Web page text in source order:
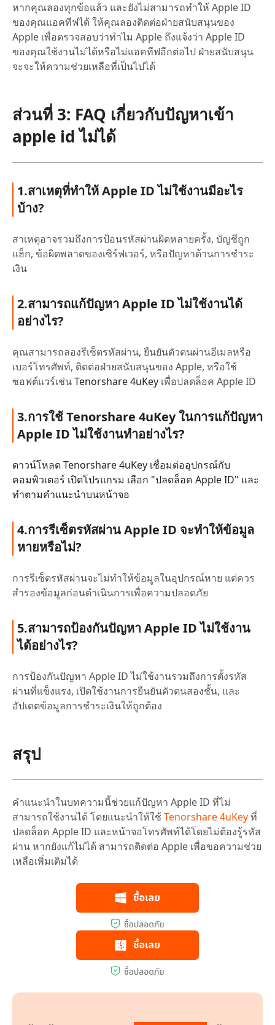
หากคุณลองทุกข้อแล้ว และยังไม่สามารถทำให้ Apple ID
ของคุณแอคทีฟได้ ให้คุณลองติดต่อฝ่ายสนับสนุนของ
Apple เพื่อตรวจสอบว่าทำไม Apple ถึงแจ้งว่า Apple ID
ของคุณใช้งานไม่ได้หรือไม่แอคทีฟอีกต่อไป ฝ่ายสนับสนุน
จะจะให้ความช่วยเหลือที่เป็นไปได้
ส่วนที่ 3: FAQ เกี่ยวกับปัญหาเข้า
apple id ไม่ได้
1.สาเหตุที่ทำให้ Apple ID ไม่ใช้งานมีอะไร
บ้าง?
สาเหตุอาจรวมถึงการป้อนรหัสผ่านผิดหลายครั้ง, บัญชีถูก
แฮ็ก, ข้อผิดพลาดของเซิร์ฟเวอร์, หรือปัญหาด้านการชำระ
เงิน
2.สามารถแก้ปัญหา Apple ID ไม่ใช้งานได้
อย่างไร?
คุณสามารถลองรีเซ็ตรหัสผ่าน, ยืนยันตัวตนผ่านอีเมลหรือ
เบอร์โทรศัพท์, ติดต่อฝ่ายสนับสนุนของ Apple, หรือใช้
ซอฟต์แวร์เช่นTenorshare 4uKey เพื่อปลดล็อค Apple ID
3.การใช้ Tenorshare 4uKey ในการแก้ปัญหา
Apple ID ไม่ใช้งานทำอย่างไร?
ดาวน์โหลด Tenorshare 4uKey เชื่อมต่ออุปกรณ์กับ
คอมพิวเตอร์ เปิดโปรแกรม เลือก "ปลดล็อค Apple ID" และ
ทำตามคำแนะนำบนหน้าจอ
4.การรีเซ็ตรหัสผ่าน Apple ID จะทำให้ข้อมูล
หายหรือไม่?
การรีเซ็ตรหัสผ่านจะไม่ทำให้ข้อมูลในอุปกรณ์หาย แต่ควร
สำรองข้อมูลก่อนดำเนินการเพื่อความปลอดภัย
5.สามารถป้องกันปัญหา Apple ID ไม่ใช้งาน
ได้อย่างไร?
การป้องกันปัญหา Apple ID ไม่ใช้งานรวมถึงการตั้งรหัส
ผ่านที่แข็งแรง, เปิดใช้งานการยืนยันตัวตนสองชั้น, และ
อัปเดตข้อมูลการชำระเงินให้ถูกต้อง
สรุป
คำแนะนำในบทความนี้ช่วยแก้ปัญหา Apple ID ที่ไม่
สามารถใช้งานได้ โดยแนะนำให้ใช้Tenorshare 4uKeyที่
ปลดล็อค Apple ID และหน้าจอโทรศัพท์ได้โดยไม่ต้องรู้รหัส
ผ่าน หากยังแก้ไม่ได้ สามารถติดต่อ Apple เพื่อขอความช่วย
เหลือเพิ่มเติมได้